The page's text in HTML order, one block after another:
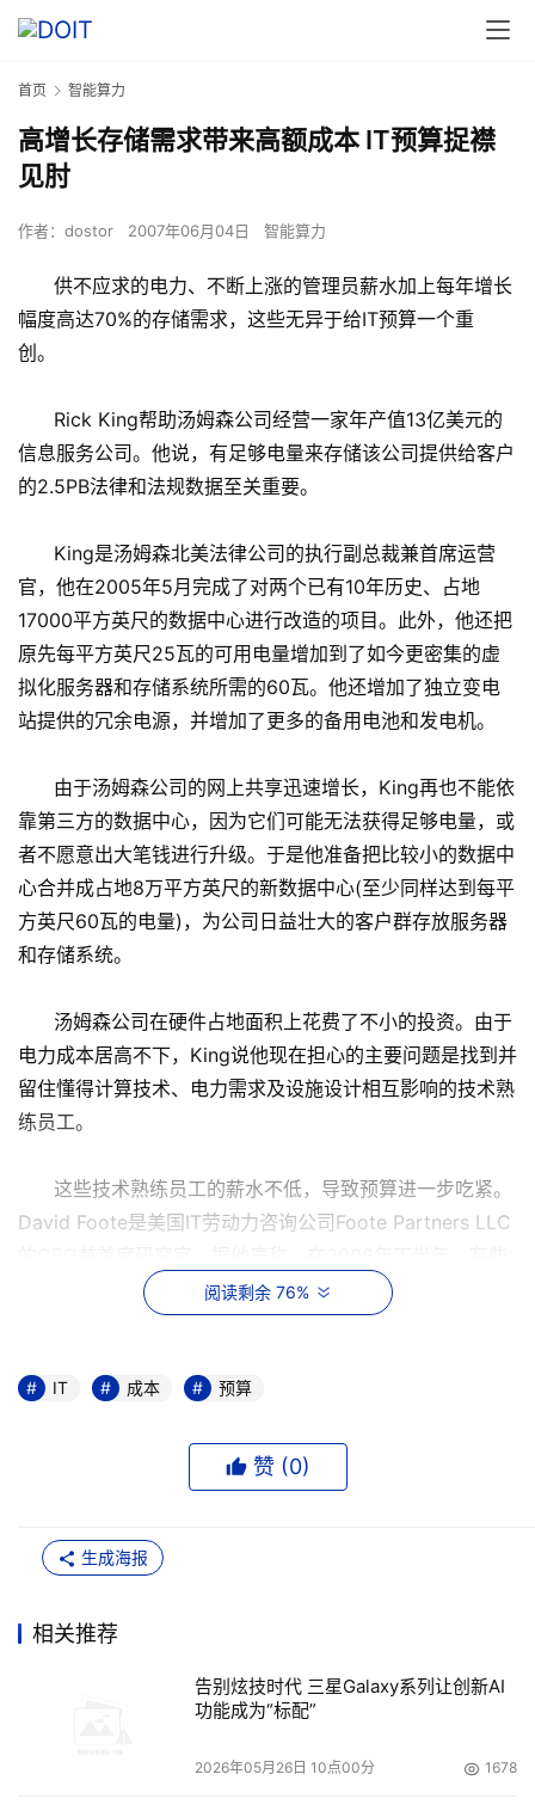
首页 智能算力
高增长存储需求带来高额成本 IT预算捉襟
见肘
作者： dostor 2007年06月04日 智能算力
供不应求的电力、不断上涨的管理员薪水加上每年增长
幅度高达70%的存储需求，这些无异于给IT预算一个重
创。
Rick King帮助汤姆森公司经营一家年产值13亿美元的
信息服务公司。他说，有足够电量来存储该公司提供给客户
的2.5PB法律和法规数据至关重要。
King是汤姆森北美法律公司的执行副总裁兼首席运营
官，他在2005年5月完成了对两个已有10年历史、占地
17000平方英尺的数据中心进行改造的项目。此外，他还把
原先每平方英尺25瓦的可用电量增加到了如今更密集的虚
拟化服务器和存储系统所需的60瓦。他还增加了独立变电
站提供的冗余电源，并增加了更多的备用电池和发电机。
由于汤姆森公司的网上共享迅速增长，King再也不能依
靠第三方的数据中心，因为它们可能无法获得足够电量，或
者不愿意出大笔钱进行升级。于是他准备把比较小的数据中
心合并成占地8万平方英尺的新数据中心(至少同样达到每平
方英尺60瓦的电量)，为公司日益壮大的客户群存放服务器
和存储系统。
汤姆森公司在硬件占地面积上花费了不小的投资。由于
电力成本居高不下，King说他现在担心的主要问题是找到并
留住懂得计算技术、电力需求及设施设计相互影响的技术熟
练员工。
这些技术熟练员工的薪水不低，导致预算进一步吃紧。
David Foote是美国IT劳动力咨询公司Foote Partners LLC
存储管理员的工资涨了20%；高级存储网络管理员的薪水在
2006年12月份之前的18个月里涨了10%，远高于IT职位总
幅度高达70%的存储需求，这些无异于给了IT预算重创。下
面介绍一些公司是如何应对这些众多存储难题的。
电力来源
磁盘和磁带驱动器通常耗用的电量不超过数据中心耗电
储1TB联机数据以便生产应用系统使用，就要备份一套用于
灾难恢复，往往还要备份一套用于符合法规要求。将数据保
存三份当然会让运行及冷却存储设备所需的电量增至三倍。
阅读剩余 76%
IT 成本 预算
赞 (0)
生成海报
相关推荐
告别炫技时代 三星Galaxy系列让创新AI
功能成为“标配”
2026年05月26日 10点00分 1678